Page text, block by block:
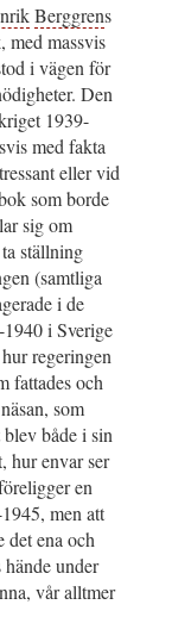
Berggrens
massvis
i vägen för
Den
1939-
med fakta
eller vid
som borde
sig om
ställning
(samtliga
i de
i Sverige
regeringen
fattades och
som
både i sin
hur envar ser
en
men att
det ena och
under
vår alltmer